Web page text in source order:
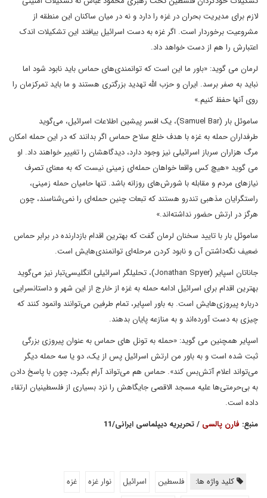
لازم برای مدیریت بحران در غزه را دارد و نه در میان ساکنان این منطقه از
مشروعیت برخوردار است. اگر غزه به دست اسرائیل‌ بیافتد این تشکیلات اندک
اعتبارش را هم از دست خواهد داد.
لرمان می‌ گوید: «باور ما این است که توانمندی‌های حماس باید نابود شود اما
نباید به صفر برسد. ایران و حزب الله تهدید بزرگتری هستند و ما باید تمرکزمان را
روی آنها حفظ کنیم.»
ساموئل بار (Samuel Bar)، یک افسر پیشین اطلاعات اسرائیل، می‌گوید
طرفداران حمله به غزه با هدف خلع سلاح حماس اگر بدانند که در این حمله امکان
مرگ هزاران سرباز اسرائیلی نیز وجود دارد، دیدگاهشان را تغییر خواهند داد. او
می گوید «هیچ کس واقعا خواهان حمله‌ای زمینی نیست‌ که به معنای تصرف
نیازهای مردم و مقابله با شورش‌های روزانه باشد. تنها حامیان حمله زمینی،
راستگرایان مذهبی تندرو هستند که تبعات چنین حمله‌ای را نمی‌شناسند، چون
هرگز در ارتش حضور نداشته‌اند.»
ساموئل بار با تایید سخنان لرمان گفت که بهترین اقدام بازدارنده در برابر حماس
ضعیف نگه‌داشتن آن و نابود کردن مرحله‌ای توانمندی‌هایش است.
جاناتان اسپایر (Jonathan Spyer)، تحلیلگر اسرائیلی انگلیسی‌تبار نیز می‌گوید
بهترین اقدام برای اسرائیل ادامه حمله به غزه از خارج از این شهر و داستانسرایی
درباره پیروزی‌هایش است. به باور اسپایر، تمام طرفین می‌توانند وانمود کنند که
چیزی به دست آورده‌اند و به منازعه پایان بدهند.
اسپایر همچنین می گوید: «حمله به تونل های حماس به عنوان پیروزی بزرگی
ثبت شده است و به باور من ارتش اسرائیل پس از یک، دو یا سه حمله دیگر
می‌تواند اعلام آتش‌بس کند». حماس هم می‌تواند آرام بگیرد، چون با پاسخ دادن
به بی‌حرمتی‌ها علیه مسجد الاقصی جایگاهش را نزد بسیاری از فلسطینیان ارتقاء
داده است.
منبع: فارن پالسی / تحریریه دیپلماسی ایرانی/11
کلید واژه ها: فلسطین اسرائیل نوار غزه
غزه